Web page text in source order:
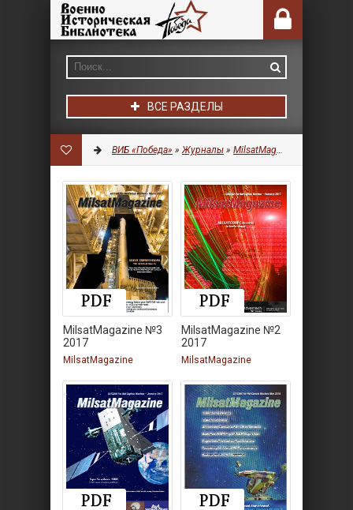
ВСЕ РАЗДЕЛЫ
ВИБ «Победа» »Журналы » MilsatMagazine
MilsatMagazine №3
2017
MilsatMagazine
MilsatMagazine №2
2017
MilsatMagazine